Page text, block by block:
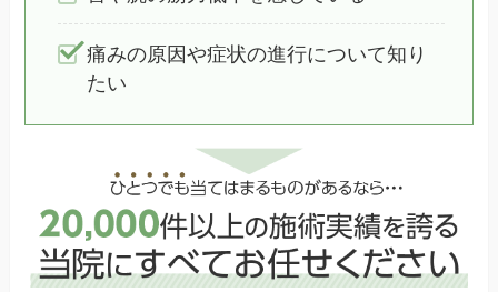
痛みの原因や症状の進行について知り
たい